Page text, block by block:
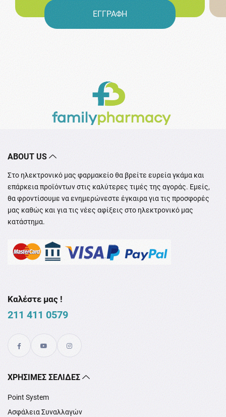
ΕΓΓΡΑΦΗ
ABOUT US
Στο ηλεκτρονικό μας φαρμακείο θα βρείτε ευρεία γκάμα και
επάρκεια προϊόντων στις καλύτερες τιμές της αγοράς. Εμείς,
θα φροντίσουμε να ενημερώνεστε έγκαιρα για τις προσφορές
μας καθώς και για τις νέες αφίξεις στο ηλεκτρονικό μας
κατάστημα.
Καλέστε μας !
211 411 0579
XΡΉΣΙΜΕΣ ΣΕΛΊΔΕΣ
Point System
Ασφάλεια Συναλλαγών